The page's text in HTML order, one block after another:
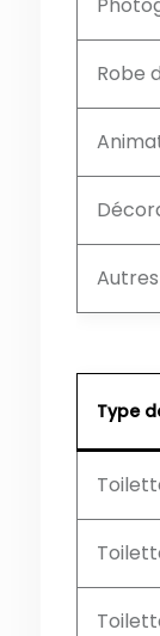
Robe
Type